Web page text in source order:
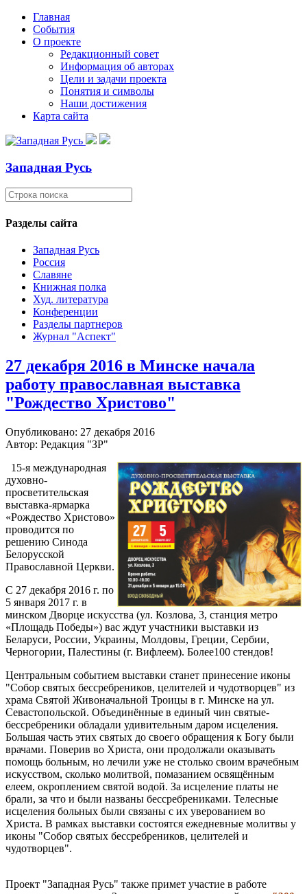
Главная
События
О проекте
Редакционный совет
Информация об авторах
Цели и задачи проекта
Понятия и символы
Наши достижения
Карта сайта
Западная Русь
Разделы сайта
Западная Русь
Россия
Славяне
Книжная полка
Худ. литература
Конференции
Разделы партнеров
Журнал "Аспект"
27 декабря 2016 в Минске начала
работу православная выставка
"Рождество Христово"
Опубликовано: 27 декабря 2016
Автор: Редакция "ЗР"
15-я международная
духовно-
просветительская
выставка-ярмарка
«Рождество Христово»
проводится по
решению Синода
Белорусской
Православной Церкви.
С 27 декабря 2016 г. по
5 января 2017 г. в
минском Дворце искусства (ул. Козлова, 3, станция метро
«Площадь Победы») вас ждут участники выставки из
Беларуси, России, Украины, Молдовы, Греции, Сербии,
Черногории, Палестины (г. Вифлеем). Более100 стендов!
Центральным событием выставки станет принесение иконы
"Собор святых бессребреников, целителей и чудотворцев" из
храма Святой Живоначальной Троицы в г. Минске на ул.
Севастопольской. Объединённые в единый чин святые-
бессребреники обладали удивительным даром исцеления.
Большая часть этих святых до своего обращения к Богу были
врачами. Поверив во Христа, они продолжали оказывать
помощь больным, но лечили уже не столько своим врачебным
искусством, сколько молитвой, помазанием освящённым
елеем, окроплением святой водой. За исцеление платы не
брали, за что и были названы бессребрениками. Телесные
исцеления больных были связаны с их уверованием во
Христа. В рамках выставки состоятся ежедневные молитвы у
иконы "Собор святых бессребреников, целителей и
чудотворцев".
Проект "Западная Русь" также примет участие в работе